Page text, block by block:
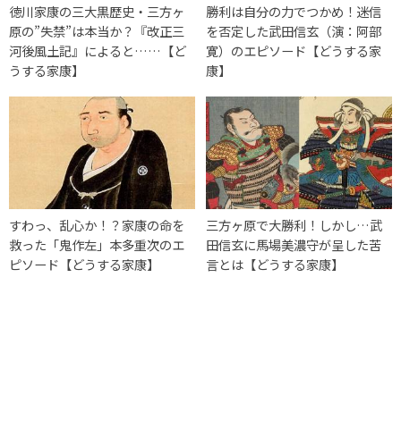
徳川家康の三大黒歴史・三方ヶ
原の”失禁”は本当か？『改正三
河後風土記』によると……【ど
うする家康】
勝利は自分の力でつかめ！迷信
を否定した武田信玄（演：阿部
寛）のエピソード【どうする家
康】
すわっ、乱心か！？家康の命を
救った「鬼作左」本多重次のエ
ピソード【どうする家康】
三方ヶ原で大勝利！しかし…武
田信玄に馬場美濃守が呈した苦
言とは【どうする家康】